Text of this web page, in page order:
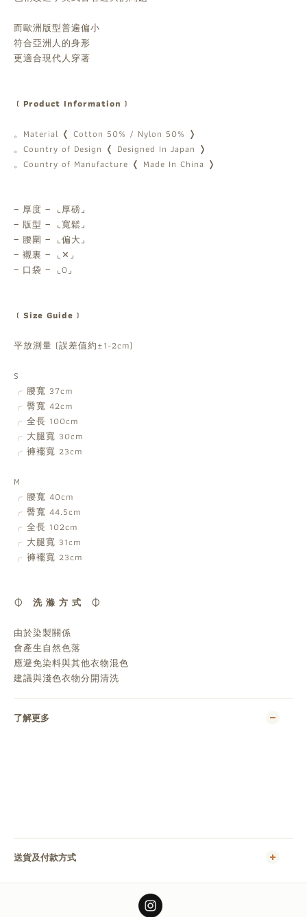
而歐洲版型普遍偏小
符合亞洲人的身形
更適合現代人穿著
﹝Product Information﹞
。Material ❬ Cotton 50% / Nylon 50% ❭
。Country of Design ❬ Designed In Japan ❭
。Country of Manufacture ❬ Made In China ❭
‒ 厚度 ‒ ⌞厚磅⌟
‒ 版型 ‒ ⌞寬鬆⌟
‒ 腰圍 ‒ ⌞偏大⌟
‒ 襯裏 ‒ ⌞✕⌟
‒ 口袋 ‒ ⌞O⌟
﹝Size Guide﹞
平放測量 (誤差值約±1-2cm)
S
╭ 腰寬 37cm
╭ 臀寬 42cm
╭ 全長 100cm
╭ 大腿寬 30cm
╭ 褲襬寬 23cm
M
╭ 腰寬 40cm
╭ 臀寬 44.5cm
╭ 全長 102cm
╭ 大腿寬 31cm
╭ 褲襬寬 23cm
⏀ 洗 滌 方 式 ⏀
由於染製關係
會產生自然色落
應避免染料與其他衣物混色
建議與淺色衣物分開清洗
了解更多
送貨及付款方式